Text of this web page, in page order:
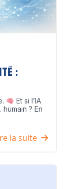
:
Et si l’IA
? En
la suite